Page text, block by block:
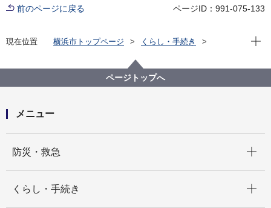
前のページに戻る ページID：991-075-133
現在位置 横浜市トップページ
くらし・手続き
市営地下駐車場のご案内
市営地下駐車場の減免について
現在
ページトップへ
メニュー
防災・救急
くらし・手続き